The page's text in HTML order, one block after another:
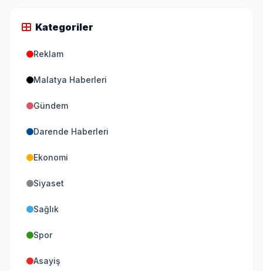
Kategoriler
Reklam
Malatya Haberleri
Gündem
Darende Haberleri
Ekonomi
Siyaset
Sağlık
Spor
Asayiş